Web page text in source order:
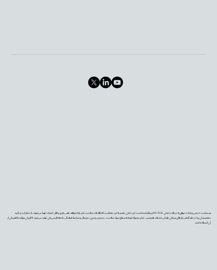
وب‌سایت «دیجی‌پزشک» موفق به دریافت نشان PIF TICK بریتانیا شده است. این نشان معتبر به این معناست که اطلاعات سلامت ما بر پایه شواهد علمی به‌روز و قابل اعتماد تهیه می‌شوند، با مشارکت و تأیید
متخصصان و با در نظر گرفتن نیازهای بیماران طراحی شده‌اند. همچنین، تمام محتوا با توجه به سطح سواد سلامت، دسترس‌پذیری دیجیتال و شرایط فرهنگی جامعه فارسی‌زبان تولید می‌شود تا کاربران بتوانند با اطمینان از
آن استفاده کنند.